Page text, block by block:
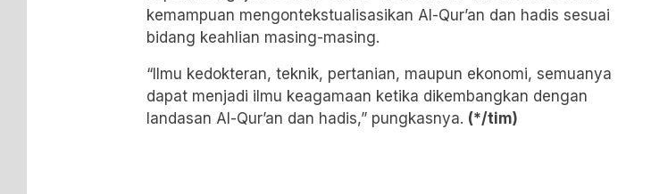
kemampuan mengontekstualisasikan Al-Qur’an dan hadis sesuai
bidang keahlian masing-masing.
“Ilmu kedokteran, teknik, pertanian, maupun ekonomi, semuanya
dapat menjadi ilmu keagamaan ketika dikembangkan dengan
landasan Al-Qur’an dan hadis,” pungkasnya. (*/tim)